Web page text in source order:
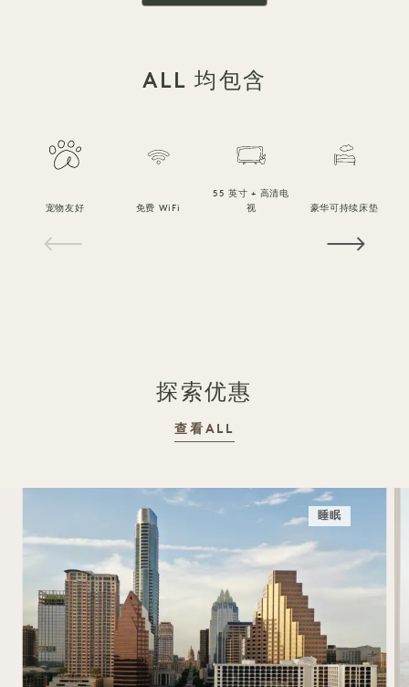
ALL 均包含
宠物友好 免费 WiFi
55 英寸 + 高清电
视
豪华可持续床垫
探索优惠
查看ALL
睡眠